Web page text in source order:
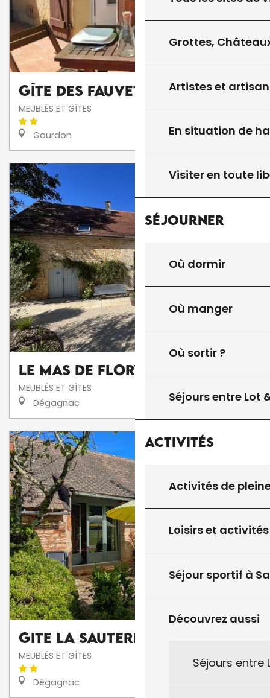
Grottes,
Artistes et
En situation de
Visiter en toute
Séjourner
Où dormir
Où manger
Où sortir ?
Séjours entre Lot
Activités
Activités de
Loisirs et activités
Séjour sportif à
Découvrez aussi
Séjours entre
Gîte des Fauvettes
MEUBLÉS ET GÎTES
Gourdon
Le Mas de Flory
MEUBLÉS ET GÎTES
Dégagnac
Gite La Sauterelle
MEUBLÉS ET GÎTES
Dégagnac